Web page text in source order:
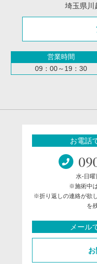
埼玉県川
営業時間
09：00～19：30
お電話
水-日
※施術中
※折り返しの連絡が欲
を
メール